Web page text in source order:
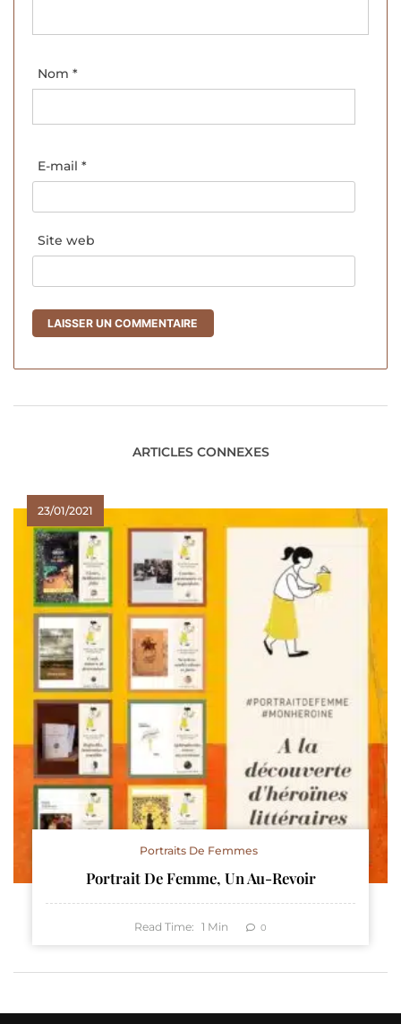
Nom *
E-mail *
Site web
ARTICLES CONNEXES
23/01/2021
Portraits De Femmes
Portrait De Femme, Un Au-Revoir
Read Time: 1 Min 0